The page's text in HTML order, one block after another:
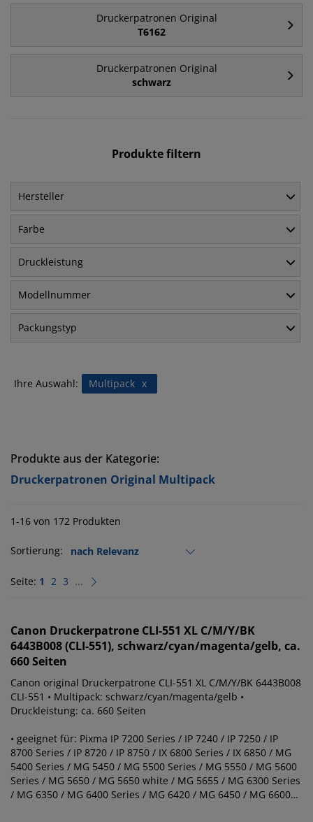
Druckerpatronen Original
T6162
Druckerpatronen Original
schwarz
Produkte filtern
Hersteller
Farbe
Druckleistung
Modellnummer
Packungstyp
Ihre Auswahl: x
Multipack
Produkte aus der Kategorie:
Druckerpatronen Original Multipack
1-16 von 172 Produkten
Sortierung:
Seite: 1 2 3 ...
Canon Druckerpatrone CLI-551 XL C/M/Y/BK
6443B008 (CLI-551), schwarz/cyan/magenta/gelb, ca.
660 Seiten
Canon original Druckerpatrone CLI-551 XL C/M/Y/BK 6443B008
CLI-551 • Multipack: schwarz/cyan/magenta/gelb •
Druckleistung: ca. 660 Seiten
• geeignet für: Pixma IP 7200 Series / IP 7240 / IP 7250 / IP
8700 Series / IP 8720 / IP 8750 / IX 6800 Series / IX 6850 / MG
5400 Series / MG 5450 / MG 5500 Series / MG 5550 / MG 5600
Series / MG 5650 / MG 5650 white / MG 5655 / MG 6300 Series
/ MG 6350 / MG 6400 Series / MG 6420 / MG 6450 / MG 6600